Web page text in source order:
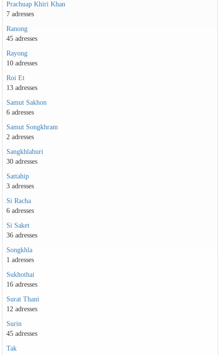
Prachuap Khiri Khan
7 adresses
Ranong
45 adresses
Rayong
10 adresses
Roi Et
13 adresses
Samut Sakhon
6 adresses
Samut Songkhram
2 adresses
Sangkhlaburi
30 adresses
Sattahip
3 adresses
Si Racha
6 adresses
Si Saket
36 adresses
Songkhla
1 adresses
Sukhothai
16 adresses
Surat Thani
12 adresses
Surin
45 adresses
Tak